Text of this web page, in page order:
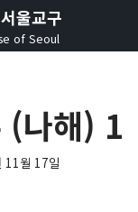
울교구
of Seoul
(나해) 1
11월 17일